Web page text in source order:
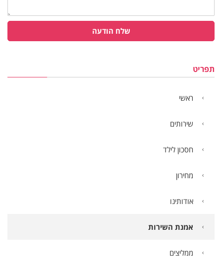
שלח הודעה
תפריט
ראשי
שירותים
חסכון לילד
מחירון
אודותינו
אמנת השירות
ממליצים